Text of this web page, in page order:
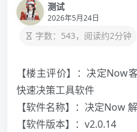
测试
2026年5月24日
字数：543，阅读约2分钟
【楼主评价】：决定Now
快速决策工具软件
【软件名称】：决定Now
【软件版本】：v2.0.14